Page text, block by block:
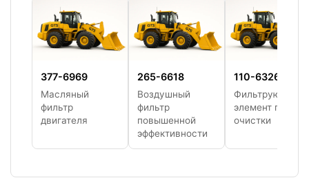
377-6969
Масляный
фильтр
двигателя
265-6618
Воздушный
фильтр
повышенной
эффективности
110-6326
Фильтрующий
элемент грубой
очистки